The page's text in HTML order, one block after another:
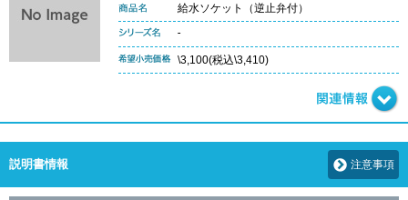
給水ソケット（逆止弁付）
-
\3,100(税込\3,410)
説明書情報 注意事項